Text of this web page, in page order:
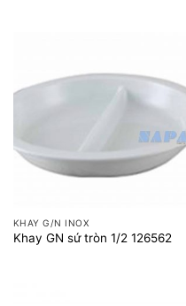
KHAY G/N INOX
Khay GN sứ tròn 1/2 126562